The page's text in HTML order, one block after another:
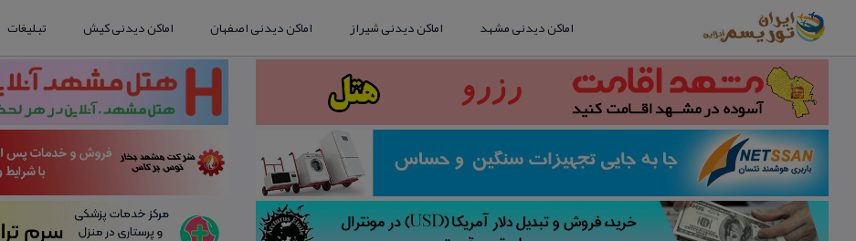
اماکن دیدنی مشهد اماکن دیدنی شیراز اماکن دیدنی اصفهان اماکن دیدنی کیش تبلیغات